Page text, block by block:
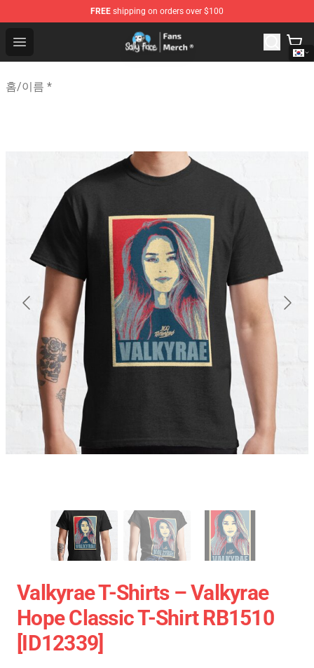
FREE shipping on orders over $100
Open menu
Sally Face Store - Official Sally Face Merchandise Shop
홈/이름 *
Valkyrae T-Shirts – Valkyrae
Hope Classic T-Shirt RB1510
[ID12339]